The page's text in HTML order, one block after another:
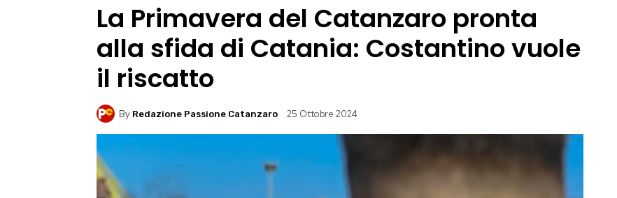
La Primavera del Catanzaro pronta
alla sfida di Catania: Costantino vuole
il riscatto
By Redazione Passione Catanzaro 25 Ottobre 2024